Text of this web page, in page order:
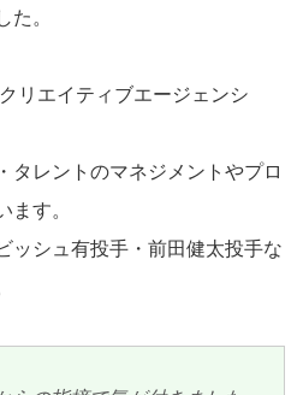
た。
リエイティブエージェンシ
タレントのマネジメントやプロ
ます。
ッシュ有投手・前田健太投手な